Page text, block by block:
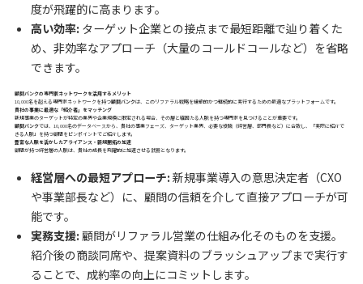
度が飛躍的に高まります。
高い効率: ターゲット企業との接点まで最短距離で辿り着くた
め、非効率なアプローチ（大量のコールドコールなど）を省略
できます。
顧問バンクの専門家ネットワークを活用するメリット
10,000名を超える専門家ネットワークを持つ顧問バンクは、このリファラル戦略を組織的かつ継続的に実行するための最適なプラットフォームです。
貴社の事業に最適な「紹介者」をマッチング
新規事業のターゲットが特定の業界や企業規模に限定される場合、その層と確固たる人脈を持つ専門家を見つけることが重要です。
顧問バンクでは、10,000名のデータベースから、貴社の事業フェーズ、ターゲット業界、必要な役職（経営層、部門長など）に合致し、「実際に紹介で
きる人脈」を持つ顧問をピンポイントでご紹介します。
豊富な人脈を活かしたアライアンス・新規開拓の加速
顧問が持つ経営層の人脈は、貴社の成長を飛躍的に加速させる武器となります。
経営層への最短アプローチ: 新規事業導入の意思決定者（CXO
や事業部長など）に、顧問の信頼を介して直接アプローチが可
能です。
実務支援: 顧問がリファラル営業の仕組み化そのものを支援。
紹介後の商談同席や、提案資料のブラッシュアップまで実行す
ることで、成約率の向上にコミットします。